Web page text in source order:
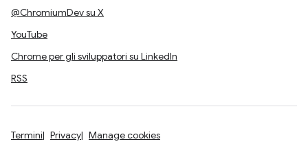
@ChromiumDev su X
YouTube
Chrome per gli sviluppatori su LinkedIn
RSS
Termini Privacy Manage cookies